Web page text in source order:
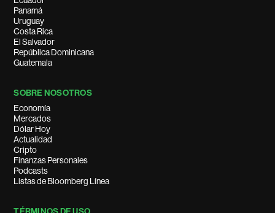
Panamá
Uruguay
Costa Rica
El Salvador
República Dominicana
Guatemala
SOBRE NOSOTROS
Economía
Mercados
Dólar Hoy
Actualidad
Cripto
Finanzas Personales
Podcasts
Listas de Bloomberg Línea